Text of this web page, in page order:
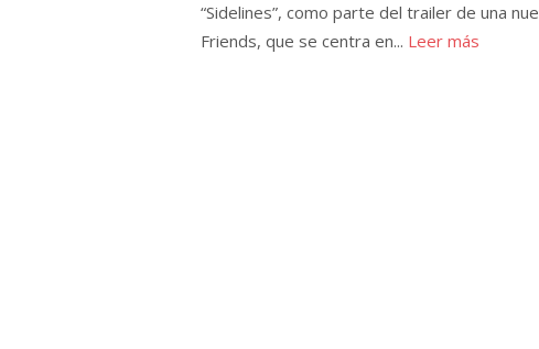
“Sidelines”, como parte del trailer de una
Friends, que se centra en... Leer más